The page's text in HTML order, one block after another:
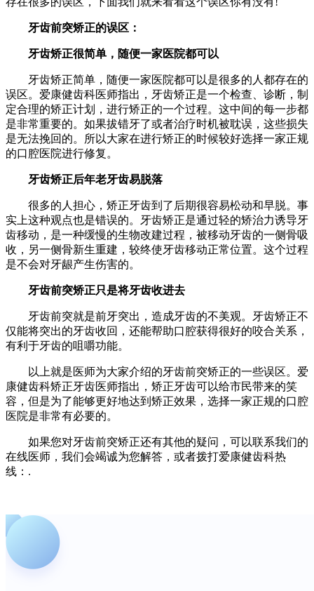
牙齿前突矫正的误区：
牙齿矫正很简单，随便一家医院都可以
牙齿矫正简单，随便一家医院都可以是很多的人都存在的
误区。爱康健齿科医师指出，牙齿矫正是一个检查、诊断，制
定合理的矫正计划，进行矫正的一个过程。这中间的每一步都
是非常重要的。如果拔错牙了或者治疗时机被耽误，这些损失
是无法挽回的。所以大家在进行矫正的时候较好选择一家正规
的口腔医院进行修复。
牙齿矫正后年老牙齿易脱落
很多的人担心，矫正牙齿到了后期很容易松动和早脱。事
实上这种观点也是错误的。牙齿矫正是通过轻的矫治力诱导牙
齿移动，是一种缓慢的生物改建过程，被移动牙齿的一侧骨吸
收，另一侧骨新生重建，较终使牙齿移动正常位置。这个过程
是不会对牙龈产生伤害的。
牙齿前突矫正只是将牙齿收进去
牙齿前突就是前牙突出，造成牙齿的不美观。牙齿矫正不
仅能将突出的牙齿收回，还能帮助口腔获得很好的咬合关系，
有利于牙齿的咀嚼功能。
以上就是医师为大家介绍的牙齿前突矫正的一些误区。爱
康健齿科矫正牙齿医师指出，矫正牙齿可以给市民带来的笑
容，但是为了能够更好地达到矫正效果，选择一家正规的口腔
医院是非常有必要的。
如果您对牙齿前突矫正还有其他的疑问，可以联系我们的
在线医师，我们会竭诚为您解答，或者拨打爱康健齿科热
线：.